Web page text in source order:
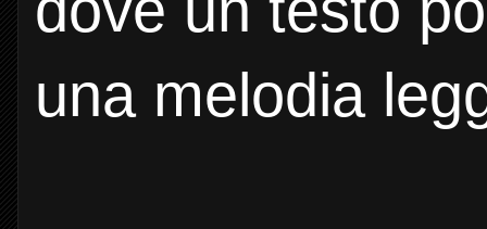
una melodia